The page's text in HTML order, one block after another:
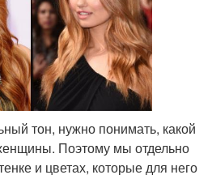
тон, нужно понимать, какой
Поэтому мы отдельно
и цветах, которые для него